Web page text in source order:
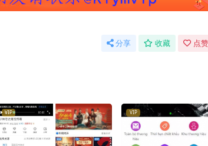
分享 收藏 点
VIP VIP